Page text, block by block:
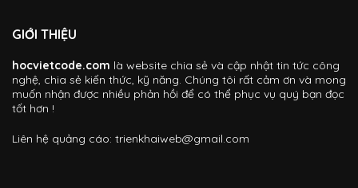
GIỚI THIỆU
hocvietcode.com là website chia sẻ và cập nhật tin tức công
nghệ, chia sẻ kiến thức, kỹ năng. Chúng tôi rất cảm ơn và mong
muốn nhận được nhiều phản hồi để có thể phục vụ quý bạn đọc
tốt hơn !
Liên hệ quảng cáo: trienkhaiweb@gmail.com